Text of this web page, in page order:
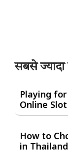
सबसे
Playing for
Online
How to
in Thailand